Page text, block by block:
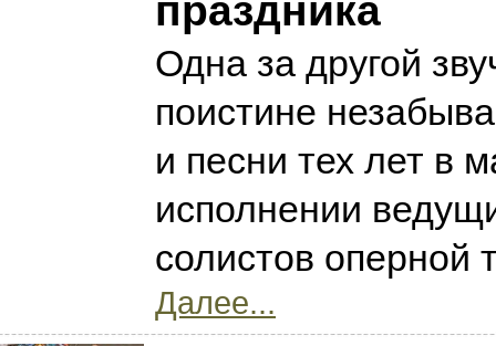
праздника
Одна за другой
поистине
и песни тех лет в
исполнении
солистов оперной
Далее...